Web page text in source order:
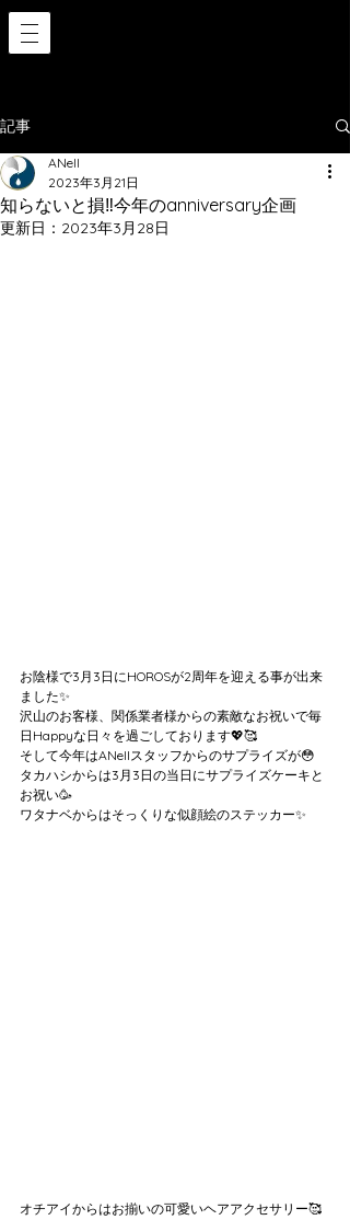
記事
知らないと損‼️今年のanniversary企画
ANell
2023年3月21日
更新日： 2023年3月28日
お陰様で3月3日にHOROSが2周年を迎える事が出来
ました✨
沢山のお客様、関係業者様からの素敵なお祝いで毎
日Happyな日々を過ごしております💖🥰
そして今年はANellスタッフからのサプライズが😳
タカハシからは3月3日の当日にサプライズケーキと
お祝い🥳
ワタナベからはそっくりな似顔絵のステッカー✨
オチアイからはお揃いの可愛いヘアアクセサリー🥰